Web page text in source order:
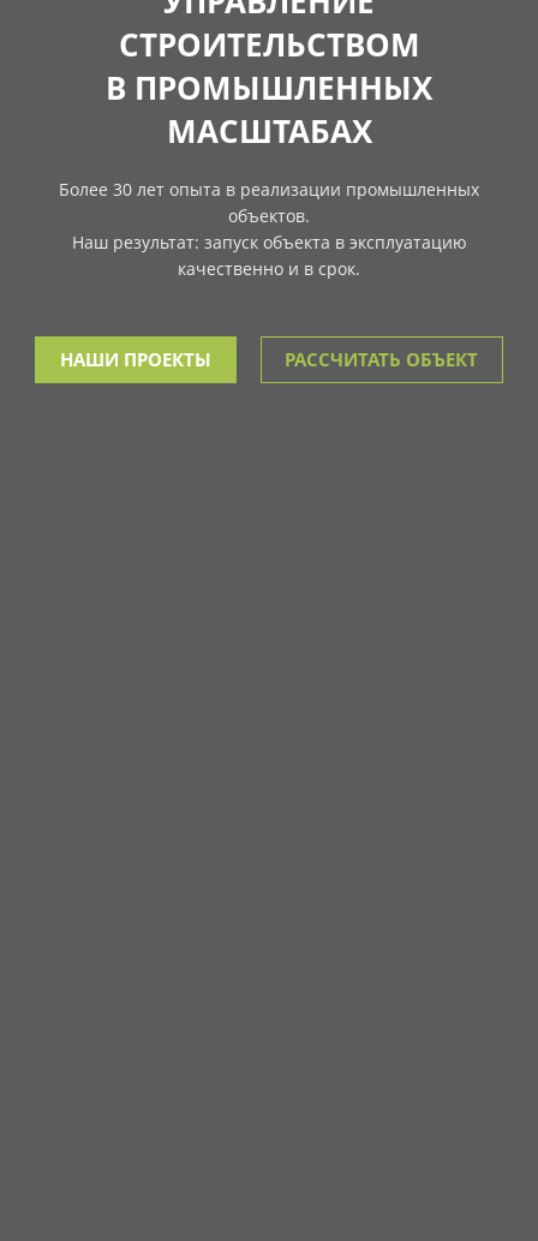
СТРОИТЕЛЬСТВОМ
В ПРОМЫШЛЕННЫХ
МАСШТАБАХ
Более 30 лет опыта в реализации промышленных
объектов.
Наш результат: запуск объекта в эксплуатацию
качественно и в срок.
НАШИ ПРОЕКТЫ РАССЧИТАТЬ ОБЪЕКТ